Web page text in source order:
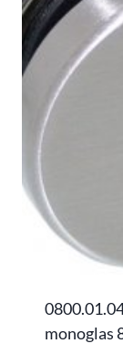
monoglas